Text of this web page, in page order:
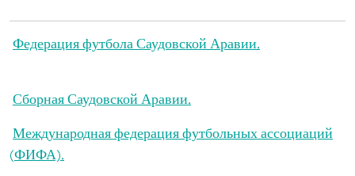
Федерация футбола Саудовской Аравии.
Сборная Саудовской Аравии.
Международная федерация футбольных ассоциаций
(ФИФА).